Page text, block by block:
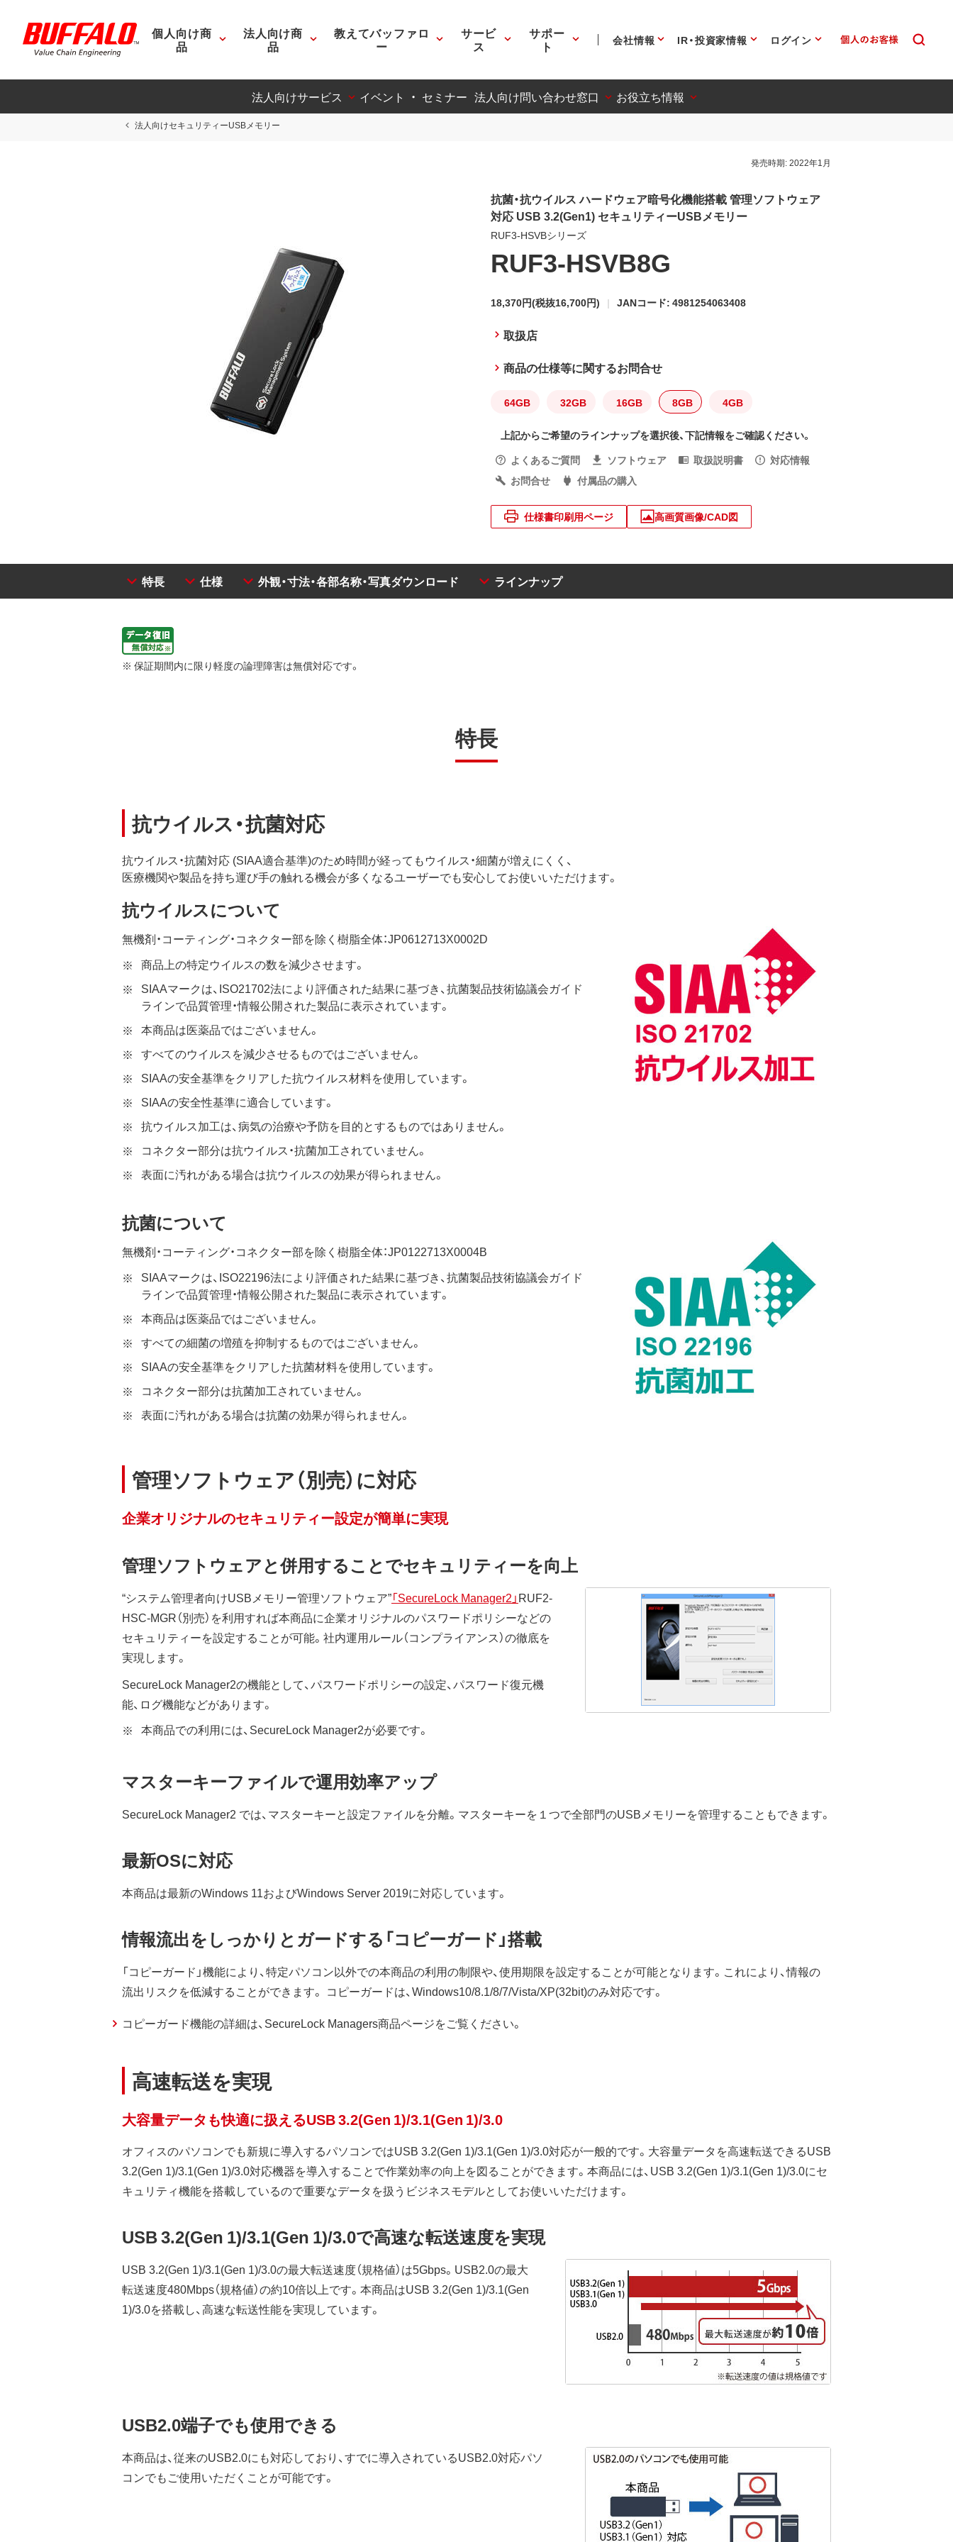
個人向け商
品
法人向け商
品
教えてバッファロ
ー
サービ
ス
サポー
ト 会社情報 IR・投資家情報 ログイン
法人向けサービス イベント ・ セミナー 法人向け問い合わせ窓口 お役立ち情報
法人向けセキュリティーUSBメモリー
発売時期:2022年1月
抗菌・抗ウイルス ハードウェア暗号化機能搭載 管理ソフトウェア
対応 USB 3.2(Gen1) セキュリティーUSBメモリー
RUF3-HSVBシリーズ
RUF3-HSVB8G
18,370円(税抜16,700円) JANコード: 4981254063408
取扱店
商品の仕様等に関するお問合せ
64GB 32GB 16GB 8GB 4GB
上記からご希望のラインナップを選択後、下記情報をご確認ください。
よくあるご質問
ソフトウェア 取扱説明書
対応情報
お問合せ
付属品の購入
仕様書印刷用ページ 高画質画像/CAD図
特長 仕様 外観・寸法・各部名称・写真ダウンロード ラインナップ
※ 保証期間内に限り軽度の論理障害は無償対応です。
特長
抗ウイルス・抗菌対応
抗ウイルス・抗菌対応 (SIAA適合基準)のため時間が経ってもウイルス・細菌が増えにくく、
医療機関や製品を持ち運び手の触れる機会が多くなるユーザーでも安心してお使いいただけます。
抗ウイルスについて
無機剤・コーティング・コネクター部を除く樹脂全体：JP0612713X0002D
商品上の特定ウイルスの数を減少させます。
SIAAマークは、ISO21702法により評価された結果に基づき、抗菌製品技術協議会ガイド
ラインで品質管理・情報公開された製品に表示されています。
本商品は医薬品ではございません。
すべてのウイルスを減少させるものではございません。
SIAAの安全基準をクリアした抗ウイルス材料を使用しています。
SIAAの安全性基準に適合しています。
抗ウイルス加工は、病気の治療や予防を目的とするものではありません。
コネクター部分は抗ウイルス・抗菌加工されていません。
表面に汚れがある場合は抗ウイルスの効果が得られません。
抗菌について
無機剤・コーティング・コネクター部を除く樹脂全体：JP0122713X0004B
SIAAマークは、ISO22196法により評価された結果に基づき、抗菌製品技術協議会ガイド
ラインで品質管理・情報公開された製品に表示されています。
本商品は医薬品ではございません。
すべての細菌の増殖を抑制するものではございません。
SIAAの安全基準をクリアした抗菌材料を使用しています。
コネクター部分は抗菌加工されていません。
表面に汚れがある場合は抗菌の効果が得られません。
管理ソフトウェア（別売）に対応
企業オリジナルのセキュリティー設定が簡単に実現
管理ソフトウェアと併用することでセキュリティーを向上
“システム管理者向けUSBメモリー管理ソフトウェア”「SecureLock Manager2」RUF2-
HSC-MGR（別売）を利用すれば本商品に企業オリジナルのパスワードポリシーなどの
セキュリティーを設定することが可能。社内運用ルール（コンプライアンス）の徹底を
実現します。
SecureLock Manager2の機能として、パスワードポリシーの設定、パスワード復元機
能、ログ機能などがあります。
本商品での利用には、SecureLock Manager2が必要です。
マスターキーファイルで運用効率アップ
SecureLock Manager2 では、マスターキーと設定ファイルを分離。マスターキーを１つで全部門のUSBメモリーを管理することもできます。
最新OSに対応
本商品は最新のWindows 11およびWindows Server 2019に対応しています。
情報流出をしっかりとガードする「コピーガード」搭載
「コピーガード」機能により、特定パソコン以外での本商品の利用の制限や、使用期限を設定することが可能となります。これにより、情報の
流出リスクを低減することができます。 コピーガードは、Windows10/8.1/8/7/Vista/XP(32bit)のみ対応です。
コピーガード機能の詳細は、SecureLock Managers商品ページをご覧ください。
高速転送を実現
大容量データも快適に扱えるUSB 3.2(Gen 1)/3.1(Gen 1)/3.0
オフィスのパソコンでも新規に導入するパソコンではUSB 3.2(Gen 1)/3.1(Gen 1)/3.0対応が一般的です。大容量データを高速転送できるUSB
3.2(Gen 1)/3.1(Gen 1)/3.0対応機器を導入することで作業効率の向上を図ることができます。本商品には、USB 3.2(Gen 1)/3.1(Gen 1)/3.0にセ
キュリティ機能を搭載しているので重要なデータを扱うビジネスモデルとしてお使いいただけます。
USB 3.2(Gen 1)/3.1(Gen 1)/3.0で高速な転送速度を実現
USB 3.2(Gen 1)/3.1(Gen 1)/3.0の最大転送速度（規格値）は5Gbps。USB2.0の最大
転送速度480Mbps（規格値）の約10倍以上です。本商品はUSB 3.2(Gen 1)/3.1(Gen
1)/3.0を搭載し、高速な転送性能を実現しています。
USB2.0端子でも使用できる
本商品は、従来のUSB2.0にも対応しており、すでに導入されているUSB2.0対応パソ
コンでもご使用いただくことが可能です。